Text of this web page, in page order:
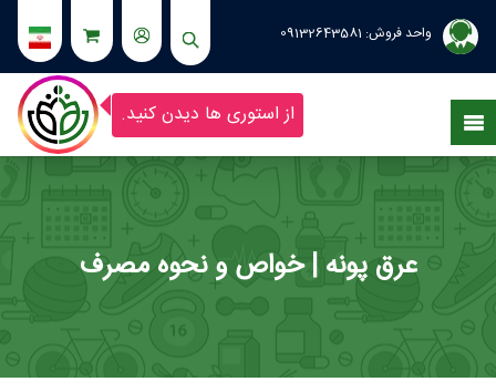
واحد فروش: 09132643581
از استوری ها دیدن کنید.
عرق پونه | خواص و نحوه مصرف